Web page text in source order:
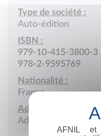
Type de société :
Auto-édition
ISBN :
979-10-415-3800-3
978-2-9595769
Nationalité :
France
Adresse :
Adresse postale
AFNIL et